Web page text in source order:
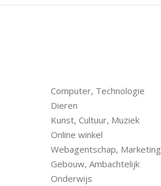
Computer, Technologie
Dieren
Kunst, Cultuur, Muziek
Online winkel
Webagentschap, Marketing
Gebouw, Ambachtelijk
Onderwijs